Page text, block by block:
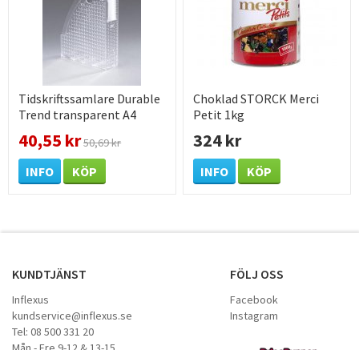
Tidskriftssamlare Durable
Trend transparent A4
40,55 kr50,69 kr
INFO KÖP
Choklad STORCK Merci
Petit 1kg
324 kr
INFO KÖP
KUNDTJÄNST
Inflexus
kundservice@inflexus.se
Tel: 08 500 331 20
FÖLJ OSS
Facebook
Instagram